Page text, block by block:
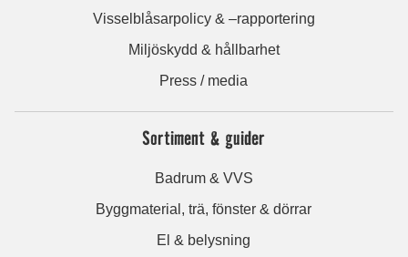
Visselblåsarpolicy & –rapportering
Miljöskydd & hållbarhet
Press / media
Sortiment & guider
Badrum & VVS
Byggmaterial, trä, fönster & dörrar
El & belysning